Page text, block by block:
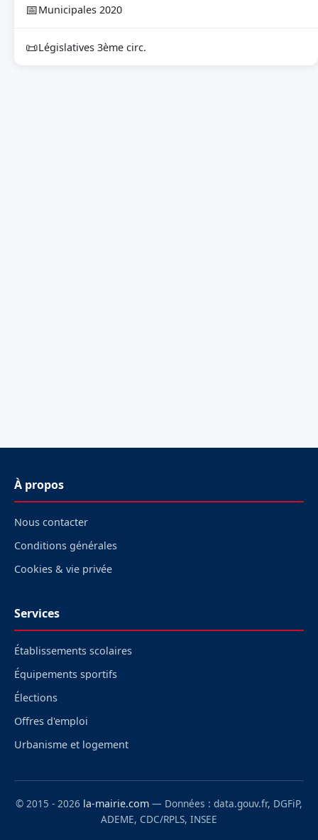
📅Municipales 2020
📜Législatives 3ème circ.
À propos
Nous contacter
Conditions générales
Cookies & vie privée
Services
Établissements scolaires
Équipements sportifs
Élections
Offres d'emploi
Urbanisme et logement
© 2015 - 2026 la-mairie.com — Données : data.gouv.fr, DGFiP,
ADEME, CDC/RPLS, INSEE